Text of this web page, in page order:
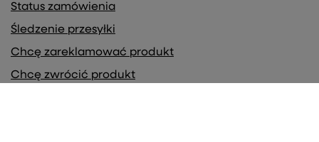
Status zamówienia
Śledzenie przesyłki
Chcę zareklamować produkt
Chcę zwrócić produkt